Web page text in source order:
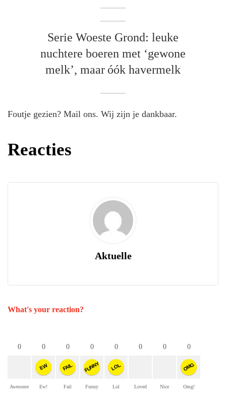
Serie Woeste Grond: leuke
nuchtere boeren met ‘gewone
melk’, maar óók havermelk
Foutje gezien? Mail ons. Wij zijn je dankbaar.
Reacties
Aktuelle
What's your reaction?
0
Awesome
0
EW
Ew!
0
FAIL
Fail
0
FUNNY
Funny
0
LOL
Lol
0
Loved
0
Nice
0
OMG
Omg!